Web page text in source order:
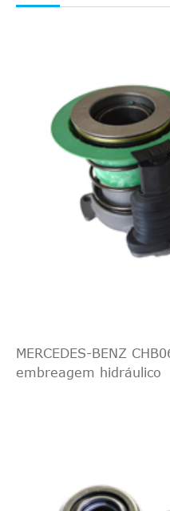
MERCEDES-BENZ
embreagem hidráulico